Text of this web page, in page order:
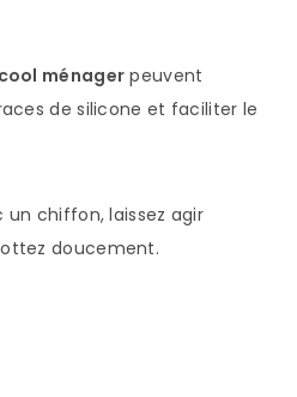
ménager peuvent
de silicone et faciliter le
un chiffon, laissez agir
doucement.